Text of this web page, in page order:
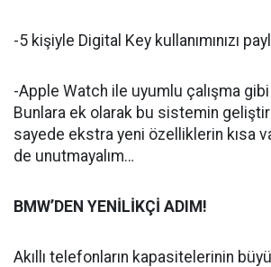
-5 kişiyle Digital Key kullanımınızı
-Apple Watch ile uyumlu çalışma
Bunlara ek olarak bu sistemin
sayede ekstra yeni özelliklerin kısa
de unutmayalım…
BMW’DEN YENİLİKÇİ ADIM!
Akıllı telefonların kapasitelerinin